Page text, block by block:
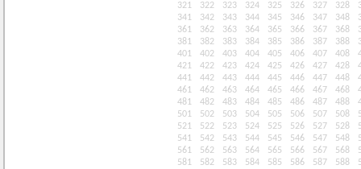
321
322 323 324 325 326 327 328
341
342 343 344 345 346 347 348
361
362 363 364 365 366 367 368
381
382 383 384 385 386 387 388
401
402 403 404 405 406 407 408
421
422 423 424 425 426 427 428
441
442 443 444 445 446 447 448
461
462 463 464 465 466 467 468
481
482 483 484 485 486 487 488
501
502 503 504 505 506 507 508
521
522 523 524 525 526 527 528
541
542 543 544 545 546 547 548
561
562 563 564 565 566 567 568
581
582 583 584 585 586 587 588